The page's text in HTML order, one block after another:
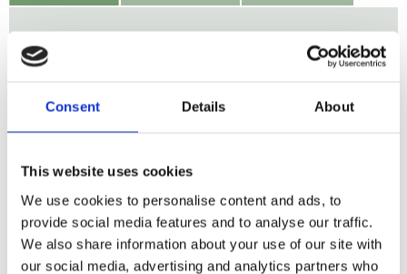
Consent Details About
This website uses cookies
We use cookies to personalise content and ads, to
provide social media features and to analyse our traffic.
We also share information about your use of our site with
our social media, advertising and analytics partners who
Dr. Organic Activated Charcoal Extra Whitening Toothpaste
är en djuprengörande tandkräm med fluor och aktivt kol. I
naturliga och ekologiska växtextrakt lugnar och stärker
den här tandkrämen tandköttet samtidigt som den
Skyddar mot karies.
Gör tänderna vitare.
Fluorinnehåll runt 1000 ppm.
Fräsch mintsmak.